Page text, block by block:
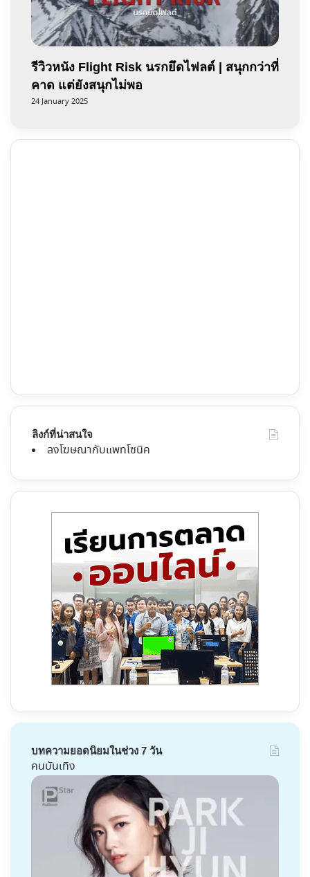
รีวิวหนัง Flight Risk นรกยึดไฟลต์ | สนุกกว่าที่
คาด แต่ยังสนุกไม่พอ
24 January 2025
ลิงก์ที่น่าสนใจ
ลงโฆษณากับแพทโซนิค
บทความยอดนิยมในช่วง 7 วัน
คนบันเทิง